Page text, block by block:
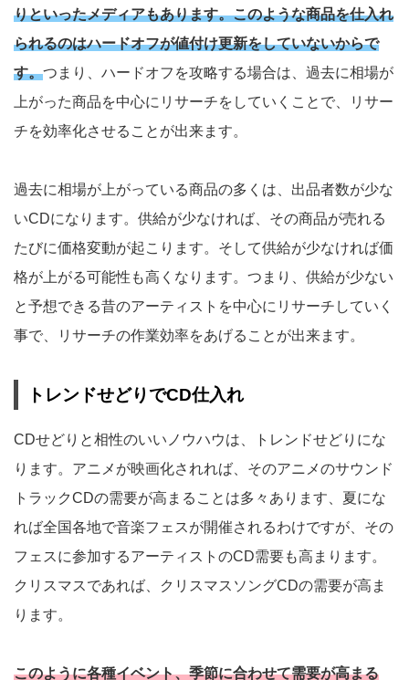
りといったメディアもあります。このような商品を仕入れ
られるのはハードオフが値付け更新をしていないからで
す。つまり、ハードオフを攻略する場合は、過去に相場が
上がった商品を中心にリサーチをしていくことで、リサー
チを効率化させることが出来ます。
過去に相場が上がっている商品の多くは、出品者数が少な
いCDになります。供給が少なければ、その商品が売れる
たびに価格変動が起こります。そして供給が少なければ価
格が上がる可能性も高くなります。つまり、供給が少ない
と予想できる昔のアーティストを中心にリサーチしていく
事で、リサーチの作業効率をあげることが出来ます。
トレンドせどりでCD仕入れ
CDせどりと相性のいいノウハウは、トレンドせどりにな
ります。アニメが映画化されれば、そのアニメのサウンド
トラックCDの需要が高まることは多々あります、夏にな
れば全国各地で音楽フェスが開催されるわけですが、その
フェスに参加するアーティストのCD需要も高まります。
クリスマスであれば、クリスマスソングCDの需要が高ま
ります。
このように各種イベント、季節に合わせて需要が高まる